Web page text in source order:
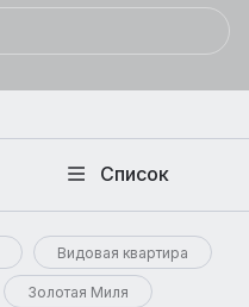
Видовая квартира
Золотая Миля
Список